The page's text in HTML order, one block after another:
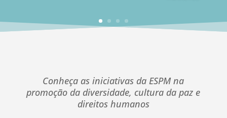
Conheça as iniciativas da ESPM na
promoção da diversidade, cultura da paz e
direitos humanos